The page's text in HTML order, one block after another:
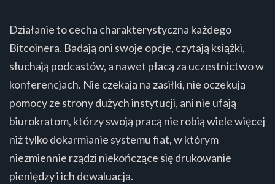
Działanie to cecha charakterystyczna każdego
Bitcoinera. Badają oni swoje opcje, czytają książki,
słuchają podcastów, a nawet płacą za uczestnictwo w
konferencjach. Nie czekają na zasiłki, nie oczekują
pomocy ze strony dużych instytucji, ani nie ufają
biurokratom, którzy swoją pracą nie robią wiele więcej
niż tylko dokarmianie systemu fiat, w którym
niezmiennie rządzi niekończące się drukowanie
pieniędzy i ich dewaluacja.